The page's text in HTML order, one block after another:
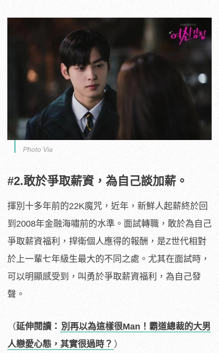
Photo Via
#2.敢於爭取薪資，為自己談加薪。
揮別十多年前的22K魔咒，近年，新鮮人起薪終於回
到2008年金融海嘯前的水準。面試轉職，敢於為自己
爭取薪資福利，捍衛個人應得的報酬，是Z世代相對
於上一輩七年級生最大的不同之處。尤其在面試時，
可以明顯感受到，叫勇於爭取薪資福利，為自己發
聲。
（延伸閱讀： 別再以為這樣很Man！霸道總裁的大男
人戀愛心態，其實很過時？ ）